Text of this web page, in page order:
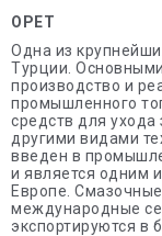
OPET
Одна из
Турции.
производство и
промышленного
средств для
другими видами
введен в
и является одним
Европе.
международные
экспортируются в